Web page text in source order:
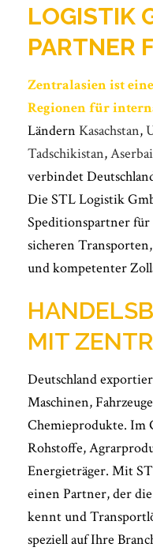
LOGISTIK
PARTNER
Zentralasien ist
Regionen für
Ländern Kasachstan,
Tadschikistan,
verbindet
Die STL Logistik
Speditionspartner
sicheren
und kompetenter
MIT
Deutschland
Maschinen,
Chemieprodukte. Im
Rohstoffe,
Energieträger. Mit
einen Partner, der
kennt und
speziell auf Ihre